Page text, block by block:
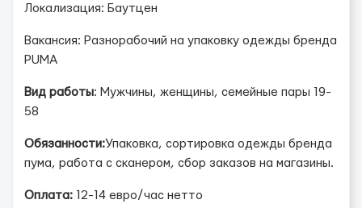
Локализация: Баутцен
Вакансия: Разнорабочий на упаковку одежды бренда
PUMA
Вид работы: Мужчины, женщины, семейные пары 19-
58
Обязанности:Упаковка, сортировка одежды бренда
пума, работа с сканером, сбор заказов на магазины.
Оплата: 12-14 евро/час нетто